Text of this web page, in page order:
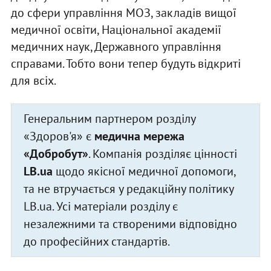
до сфери управління МОЗ, закладів вищої
медичної освіти, Національної академії
медичних наук, Державного управління
справами. Тобто вони тепер будуть відкриті
для всіх.
Генеральним партнером розділу
«Здоров'я» є медична мережа
«Добробут». Компанія розділяє цінності
LB.ua щодо якісної медичної допомоги,
та не втручається у редакційну політику
LB.ua. Усі матеріали розділу є
незалежними та створеними відповідно
до професійних стандартів.